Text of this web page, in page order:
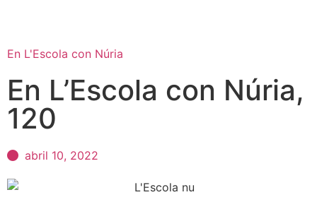
En L'Escola con Núria
En L’Escola con Núria,
120
abril 10, 2022